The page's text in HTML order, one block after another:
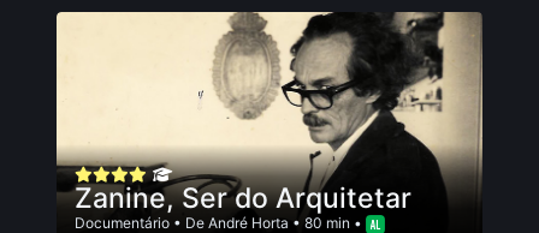
Zanine, Ser do Arquitetar
Documentário • De André Horta • 80 min •